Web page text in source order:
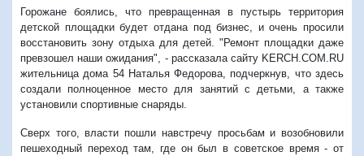
Горожане боялись, что превращенная в пустырь территория
детской площадки будет отдана под бизнес, и очень просили
восстановить зону отдыха для детей. "Ремонт площадки даже
превзошел наши ожидания", - рассказала сайту KERCH.COM.RU
жительница дома 54 Наталья Федорова, подчеркнув, что здесь
создали полноценное место для занятий с детьми, а также
установили спортивные снаряды.
Сверх того, власти пошли навстречу просьбам и возобновили
пешеходный переход там, где он был в советское время - от